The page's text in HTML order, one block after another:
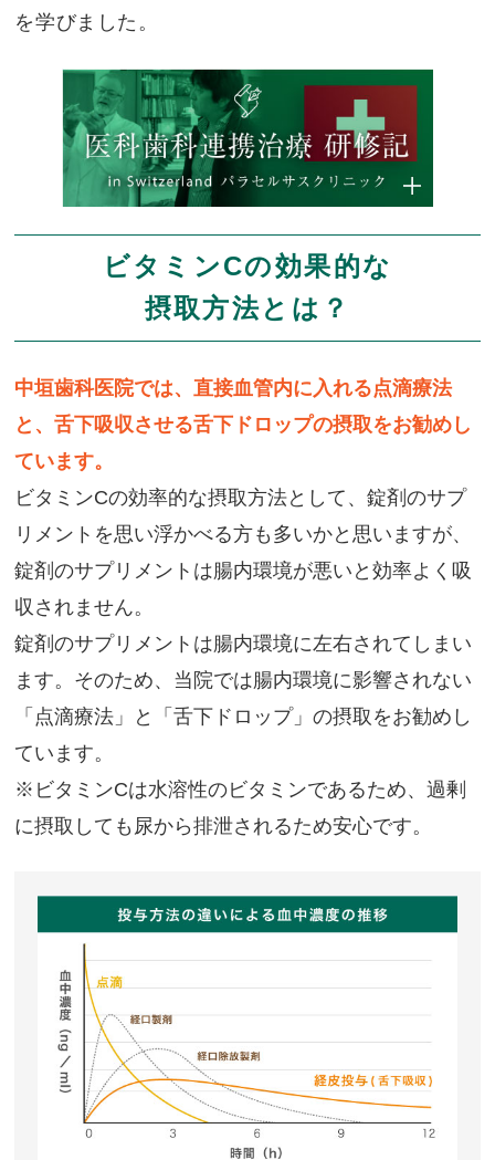
を学びました。
ビタミンCの効果的な
摂取方法とは？
中垣歯科医院では、直接血管内に入れる点滴療法
と、舌下吸収させる舌下ドロップの摂取をお勧めし
ています。
ビタミンCの効率的な摂取方法として、錠剤のサプ
リメントを思い浮かべる方も多いかと思いますが、
錠剤のサプリメントは腸内環境が悪いと効率よく吸
収されません。
錠剤のサプリメントは腸内環境に左右されてしまい
ます。そのため、当院では腸内環境に影響されない
「点滴療法」と「舌下ドロップ」の摂取をお勧めし
ています。
※ビタミンCは水溶性のビタミンであるため、過剰
に摂取しても尿から排泄されるため安心です。